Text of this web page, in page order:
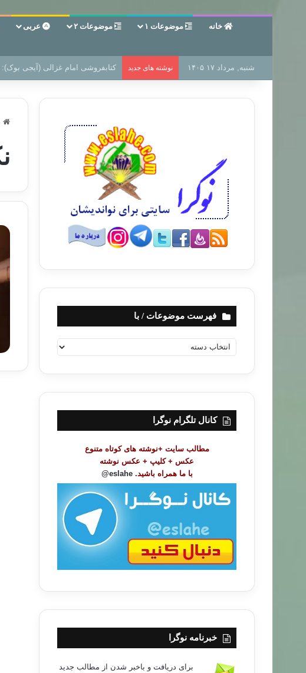
خانه موضوعات ۱ موضوعات ۲ عربی
شنبه, مرداد ۱۷ ۱۴۰۵ نوشته های جدید کتابفروشی امام غزالی (آیجی بوک):
فهرست موضوعات / با
ه
ت
ض
کانال تلگرام نوگرا
مطالب سایت +نوشته های کوتاه متنوع
عکس + کلیپ + عکس نوشته
با ما همراه باشید. eslahe@
خبرنامه نوگرا
برای دریافت و باخبر شدن از مطالب جدید